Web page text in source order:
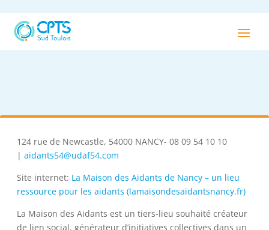
124 rue de Newcastle, 54000 NANCY- 08 09 54 10 10
| aidants54@udaf54.com
Site internet: La Maison des Aidants de Nancy – un lieu
ressource pour les aidants (lamaisondesaidantsnancy.fr)
La Maison des Aidants est un tiers-lieu souhaité créateur
de lien social, générateur d’initiatives collectives dans un